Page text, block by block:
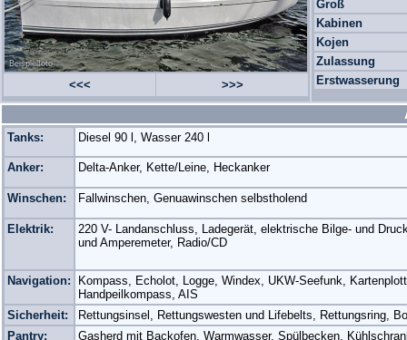
Beispielfoto
<<< >>>
Groß
Kabinen
Kojen
Zulassung
Erstwasserung
Tanks: Diesel 90 l, Wasser 240 l
Anker: Delta-Anker, Kette/Leine, Heckanker
Winschen: Fallwinschen, Genuawinschen selbstholend
Elektrik:
220 V- Landanschluss, Ladegerät, elektrische Bilge- und
und Amperemeter, Radio/CD
Navigation:
Kompass, Echolot, Logge, Windex, UKW-Seefunk,
Handpeilkompass, AIS
Sicherheit:
Rettungsinsel, Rettungswesten und Lifebelts, Rettungsring,
Pantry:
Gasherd mit Backofen, Warmwasser, Spülbecken,